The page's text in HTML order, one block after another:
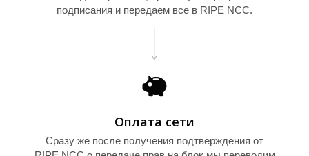
подписания и передаем все в RIPE NCC.
Оплата сети
Сразу же после получения подтверждения от